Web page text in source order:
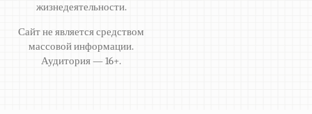
жизнедеятельности.
Сайт не является средством
массовой информации.
Аудитория — 16+.